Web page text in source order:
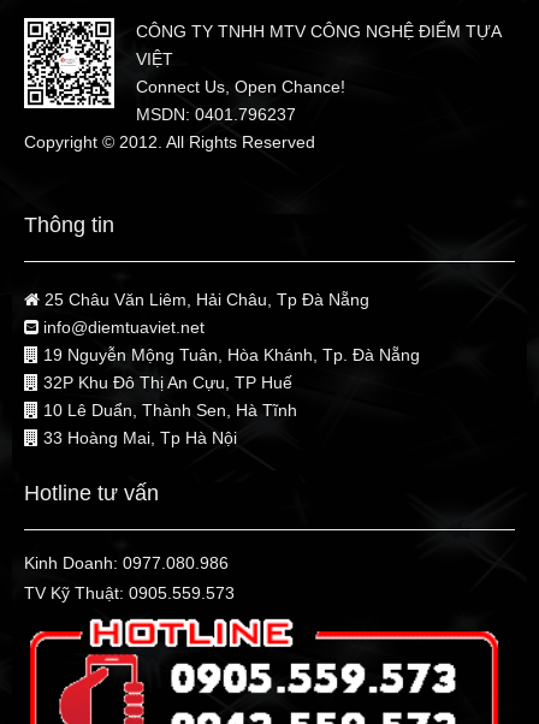
CÔNG TY TNHH MTV CÔNG NGHỆ ĐIỂM TỰA
VIỆT
Connect Us, Open Chance!
MSDN: 0401.796237
Copyright © 2012. All Rights Reserved
Thông tin
25 Châu Văn Liêm, Hải Châu, Tp Đà Nẵng
info@diemtuaviet.net
19 Nguyễn Mộng Tuân, Hòa Khánh, Tp. Đà Nẵng
32P Khu Đô Thị An Cựu, TP Huế
10 Lê Duẩn, Thành Sen, Hà Tĩnh
33 Hoàng Mai, Tp Hà Nội
Hotline tư vấn
Kinh Doanh: 0977.080.986
TV Kỹ Thuật: 0905.559.573